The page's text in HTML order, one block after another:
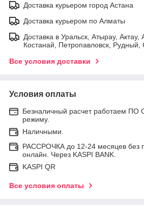
Доставка курьером город Астана
Доставка курьером по Алматы
Доставка в Уральск, Атырау,
Костанай, Петропавловск,
Все условия доставки
Условия оплаты
Безналичный расчет работаем ПО
режиму.
Наличными.
РАССРОЧКА до 12-24 месяцев без
онлайн. Через KASPI BANK.
KASPI QR
Все условия оплаты